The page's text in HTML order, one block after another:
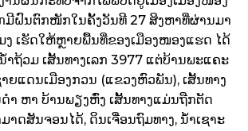
ມີຝົນຕົກໜັກໃນຄັ້ງວັນທີ 27 ສິງຫາທີ່ຜ່ານມາ
ເຮັດໃຫ້ຫຼາຍພື້ນທີ່ຂອງເມືອງໜອງແຮດ ໄດ້
ຖ້ວມ ເສັ້ນທາງເລກ 3977 ແຕ່ບ້ານພະແຄະ
ຍແດນເມືອງກວນ (ແຂວງຫົວພັນ), ເສັ້ນທາງ
ຳ ຫາ ບ້ານພຽງຫົ່ງ ເສັ້ນທາງແມ່ນຖືກຕັດ
າດສັນຈອນໄດ້, ດິນເຈື່ອນຖົມທາງ, ນ້ຳເຊາະ